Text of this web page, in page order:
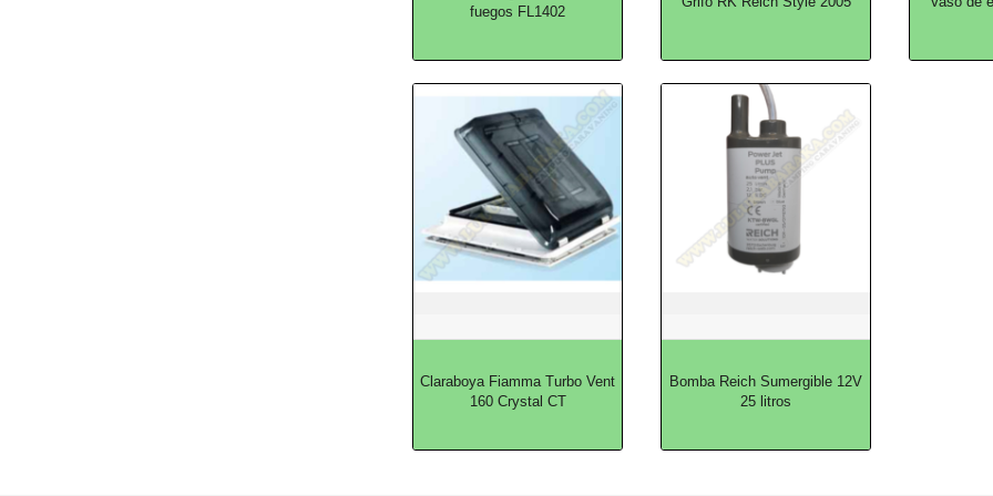
fuegos FL1402
Claraboya Fiamma Turbo Vent
160 Crystal CT
Bomba Reich Sumergible 12V
25 litros